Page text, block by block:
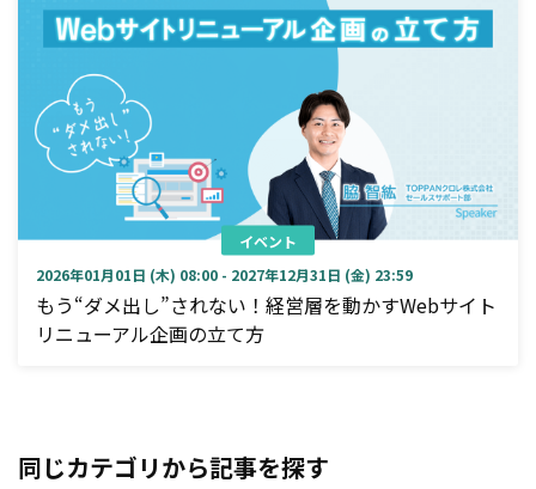
イベント
2026年01月01日 (木) 08:00 - 2027年12月31日 (金) 23:59
もう“ダメ出し”されない！経営層を動かすWebサイト
リニューアル企画の立て方
同じカテゴリから記事を探す